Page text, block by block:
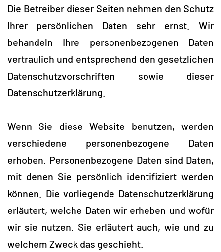
Die Betreiber dieser Seiten nehmen den Schutz
Ihrer persönlichen Daten sehr ernst. Wir
behandeln Ihre personenbezogenen Daten
vertraulich und entsprechend den gesetzlichen
Datenschutzvorschriften sowie dieser
Datenschutzerklärung.
Wenn Sie diese Website benutzen, werden
verschiedene personenbezogene Daten
erhoben. Personenbezogene Daten sind Daten,
mit denen Sie persönlich identifiziert werden
können. Die vorliegende Datenschutzerklärung
erläutert, welche Daten wir erheben und wofür
wir sie nutzen. Sie erläutert auch, wie und zu
welchem Zweck das geschieht.